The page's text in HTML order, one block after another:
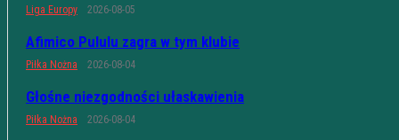
Liga Europy 2026-08-05
Afimico Pululu zagra w tym klubie
Piłka Nożna 2026-08-04
Głośne niezgodności ułaskawienia
Piłka Nożna 2026-08-04